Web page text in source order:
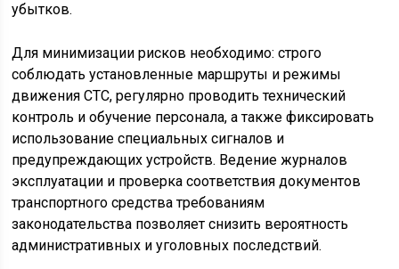
убытков.
Для минимизации рисков необходимо: строго
соблюдать установленные маршруты и режимы
движения СТС, регулярно проводить технический
контроль и обучение персонала, а также фиксировать
использование специальных сигналов и
предупреждающих устройств. Ведение журналов
эксплуатации и проверка соответствия документов
транспортного средства требованиям
законодательства позволяет снизить вероятность
административных и уголовных последствий.